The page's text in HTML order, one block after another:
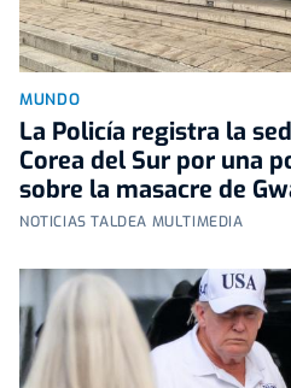
MUNDO
La Policía registra la
Corea del Sur por una
sobre la masacre de
NOTICIAS TALDEA MULTIMEDIA